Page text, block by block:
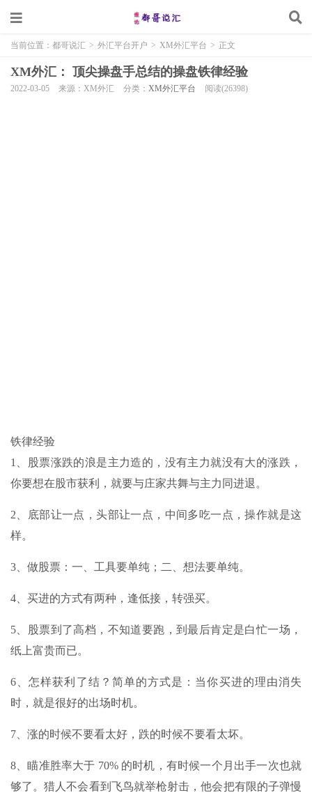
当前位置： 都哥说汇 > 外汇平台开户 > XM外汇平台 > 正文
XM外汇： 顶尖操盘手总结的操盘铁律经验
2022-03-05 来源：XM外汇 分类： XM外汇平台 阅读(26398)
铁律经验
1、股票涨跌的浪是主力造的，没有主力就没有大的涨跌，
你要想在股市获利，就要与庄家共舞与主力同进退。
2、底部让一点，头部让一点，中间多吃一点，操作就是这
样。
3、做股票：一、工具要单纯；二、想法要单纯。
4、买进的方式有两种，逢低接，转强买。
5、股票到了高档，不知道要跑，到最后肯定是白忙一场，
纸上富贵而已。
6、怎样获利了结？简单的方式是：当你买进的理由消失
时，就是很好的出场时机。
7、涨的时候不要看太好，跌的时候不要看太坏。
8、瞄准胜率大于 70% 的时机，有时候一个月出手一次也就
够了。猎人不会看到飞鸟就举枪射击，他会把有限的子弹慢